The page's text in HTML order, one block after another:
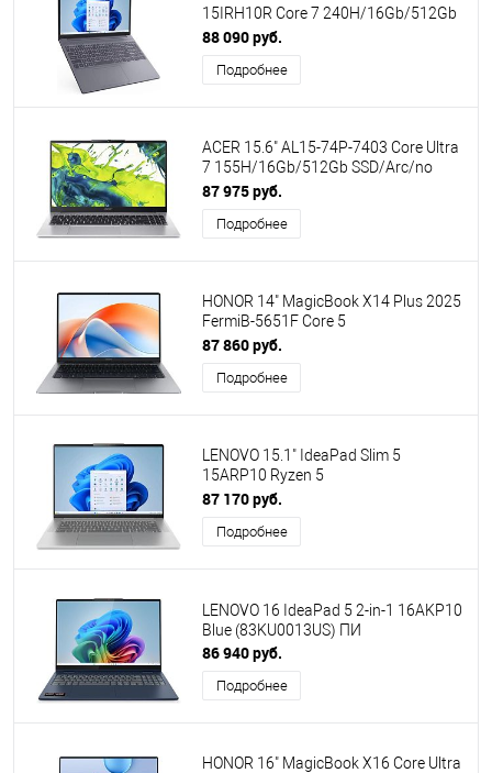
15IRH10R Core 7 240H/16Gb/512Gb
SSD/No OS/Luna Grey (83K4005VPS)
ПИ
88 090 руб.
Подробнее
ACER 15.6" AL15-74P-7403 Core Ultra
7 155H/16Gb/512Gb SSD/Arc/no
OS/Silver (NX.DQSCD.001) ПИ
87 975 руб.
Подробнее
HONOR 14" MagicBook X14 Plus 2025
FermiB-5651F Core 5
220H/16Gb/512Gb SSD/Iris Xe
Graphics/Win11 Home/Grey
(5301ALWC)
87 860 руб.
Подробнее
LENOVO 15.1" IdeaPad Slim 5
15ARP10 Ryzen 5
7535HS/16Gb/512Gb SSD/AMD
Radeon Graphics/No OS/Grey
(83J3005VRK)
87 170 руб.
Подробнее
LENOVO 16 IdeaPad 5 2-in-1 16AKP10
Blue (83KU0013US) ПИ
86 940 руб.
Подробнее
HONOR 16" MagicBook X16 Core Ultra